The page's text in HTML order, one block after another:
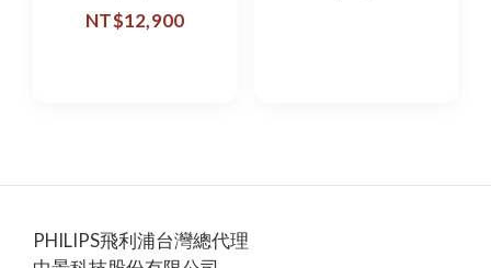
充電站
NT$12,900
PHILIPS飛利浦台灣總代理